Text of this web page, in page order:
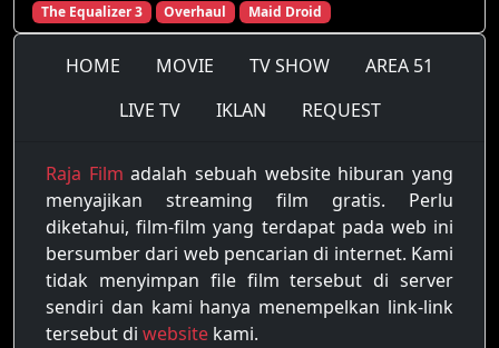
The Equalizer 3
Overhaul Maid Droid
HOME MOVIE TV SHOW
AREA 51
LIVE TV
IKLAN REQUEST
Raja Film adalah sebuah website hiburan yang
menyajikan streaming film gratis. Perlu
diketahui, film-film yang terdapat pada web ini
bersumber dari web pencarian di internet. Kami
tidak menyimpan file film tersebut di server
sendiri dan kami hanya menempelkan link-link
tersebut di website kami.